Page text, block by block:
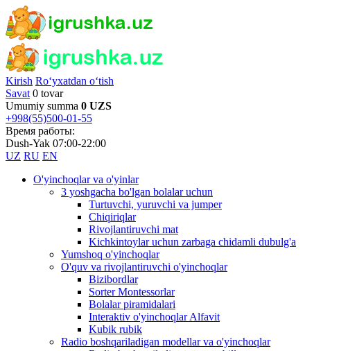
Kirish Ro‘yxatdan o‘tish
Savat 0 tovar
Umumiy summa 0 UZS
+998(55)500-01-55
Время работы:
Dush-Yak 07:00-22:00
UZ RU EN
O'yinchoqlar va o'yinlar
3 yoshgacha bo'lgan bolalar uchun
Turtuvchi, yuruvchi va jumper
Chiqiriqlar
Rivojlantiruvchi mat
Kichkintoylar uchun zarbaga chidamli dubulg'a
Yumshoq o'yinchoqlar
O'quv va rivojlantiruvchi o'yinchoqlar
Bizibordlar
Sorter Montessorlar
Bolalar piramidalari
Interaktiv o'yinchoqlar Alfavit
Kubik rubik
Radio boshqariladigan modellar va o'yinchoqlar